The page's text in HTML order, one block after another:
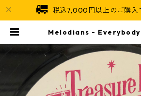
税込7,000円以上のご購入
Melodians -